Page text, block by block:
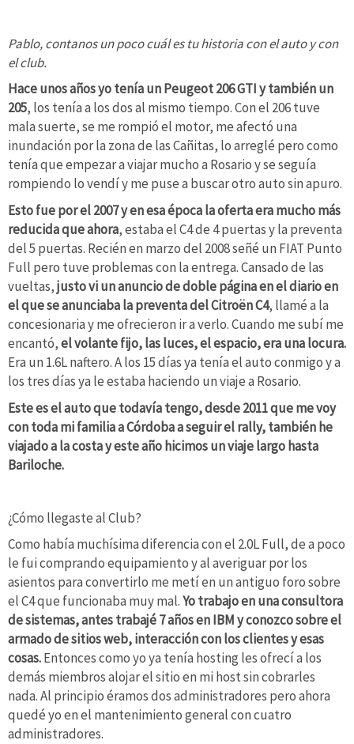
Pablo, contanos un poco cuál es tu historia con el auto y con
el club.
Hace unos años yo tenía un Peugeot 206 GTI y también un
205, los tenía a los dos al mismo tiempo. Con el 206 tuve
mala suerte, se me rompió el motor, me afectó una
inundación por la zona de las Cañitas, lo arreglé pero como
tenía que empezar a viajar mucho a Rosario y se seguía
rompiendo lo vendí y me puse a buscar otro auto sin apuro.
Esto fue por el 2007 y en esa época la oferta era mucho más
reducida que ahora, estaba el C4 de 4 puertas y la preventa
del 5 puertas. Recién en marzo del 2008 señé un FIAT Punto
Full pero tuve problemas con la entrega. Cansado de las
vueltas,justo vi un anuncio de doble página en el diario en
el que se anunciaba la preventa del Citroën C4, llamé a la
concesionaria y me ofrecieron ir a verlo. Cuando me subí me
encantó,el volante fijo, las luces, el espacio, era una locura.
Era un 1.6L naftero. A los 15 días ya tenía el auto conmigo y a
los tres días ya le estaba haciendo un viaje a Rosario.
Este es el auto que todavía tengo, desde 2011 que me voy
con toda mi familia a Córdoba a seguir el rally, también he
viajado a la costa y este año hicimos un viaje largo hasta
Bariloche.
¿Cómo llegaste al Club?
Como había muchísima diferencia con el 2.0L Full, de a poco
le fui comprando equipamiento y al averiguar por los
asientos para convertirlo me metí en un antiguo foro sobre
el C4 que funcionaba muy mal.Yo trabajo en una consultora
de sistemas, antes trabajé 7 años en IBM y conozco sobre el
armado de sitios web, interacción con los clientes y esas
cosas.Entonces como yo ya tenía hosting les ofrecí a los
demás miembros alojar el sitio en mi host sin cobrarles
nada. Al principio éramos dos administradores pero ahora
quedé yo en el mantenimiento general con cuatro
administradores.